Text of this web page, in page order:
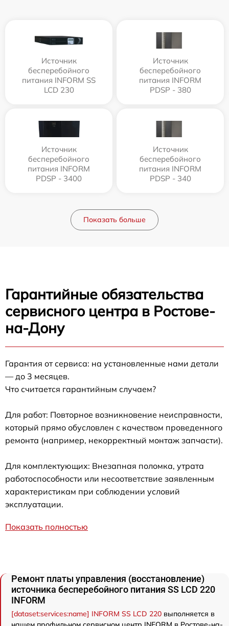
Источник
бесперебойного
питания INFORM SS
LCD 230
Источник
бесперебойного
питания INFORM
PDSP - 380
Источник
бесперебойного
питания INFORM
PDSP - 3400
Источник
бесперебойного
питания INFORM
PDSP - 340
Показать больше
Гарантийные обязательства
сервисного центра в Ростове-
на-Дону
Гарантия от сервиса: на установленные нами детали
— до 3 месяцев.
Что считается гарантийным случаем?
Для работ: Повторное возникновение неисправности,
который прямо обусловлен с качеством проведенного
ремонта (например, некорректный монтаж запчасти).
Для комплектующих: Внезапная поломка, утрата
работоспособности или несоответствие заявленным
характеристикам при соблюдении условий
эксплуатации.
Показать полностью
Ремонт платы управления (восстановление)
источника бесперебойного питания SS LCD 220
INFORM
[dataset:services:name] INFORM SS LCD 220 выполняется в